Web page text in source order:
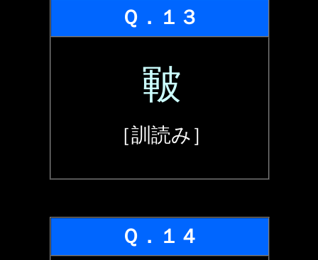
Ｑ．１３
皸
［訓読み］
Ｑ．１４